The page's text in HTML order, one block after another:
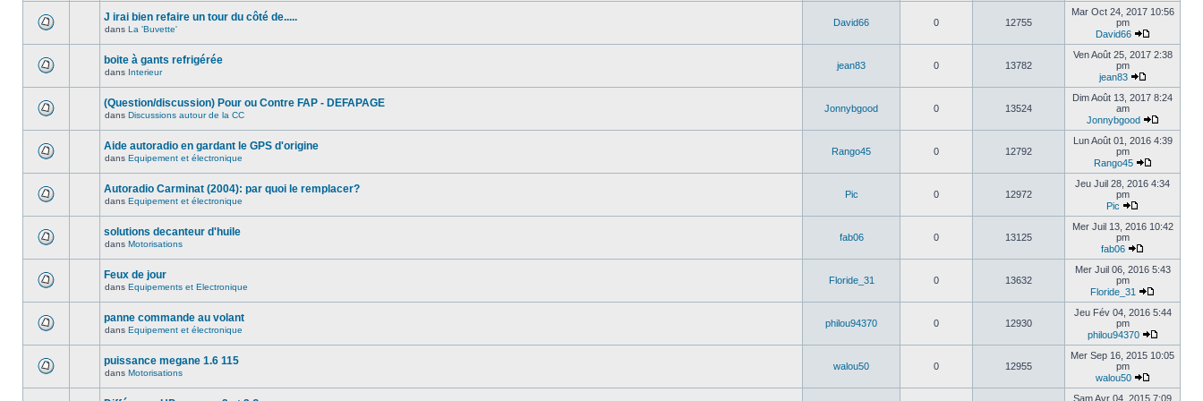
J irai bien refaire un tour du côté de.....
dans La 'Buvette'
David66 0 12755
Mar Oct 24, 2017 10:56
pm
David66
boite à gants refrigérée
dans Interieur
jean83 0 13782
Ven Août 25, 2017 2:38
pm
jean83
(Question/discussion) Pour ou Contre FAP - DEFAPAGE
dans Discussions autour de la CC
Jonnybgood 0 13524
Dim Août 13, 2017 8:24
am
Jonnybgood
Aide autoradio en gardant le GPS d'origine
dans Equipement et électronique
Rango45 0 12792
Lun Août 01, 2016 4:39
pm
Rango45
Autoradio Carminat (2004): par quoi le remplacer?
dans Equipement et électronique
Pic 0 12972
Jeu Juil 28, 2016 4:34
pm
Pic
solutions decanteur d'huile
dans Motorisations
fab06 0 13125
Mer Juil 13, 2016 10:42
pm
fab06
Feux de jour
dans Equipements et Electronique
Floride_31 0 13632
Mer Juil 06, 2016 5:43
pm
Floride_31
panne commande au volant
dans Equipement et électronique
philou94370 0 12930
Jeu Fév 04, 2016 5:44
pm
philou94370
puissance megane 1.6 115
dans Motorisations
walou50 0 12955
Mer Sep 16, 2015 10:05
pm
walou50
Sam Avr 04, 2015 7:09